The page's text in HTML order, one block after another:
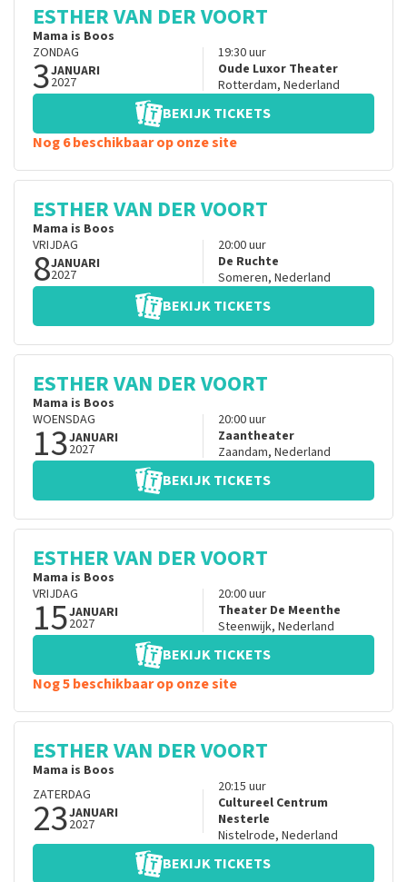
ESTHER VAN DER VOORT
Mama is Boos
ZONDAG
3JANUARI
2027
19:30uur
Oude Luxor Theater
Rotterdam, Nederland
BEKIJK TICKETS
Nog 6 beschikbaar op onze site
ESTHER VAN DER VOORT
Mama is Boos
VRIJDAG
8JANUARI
2027
20:00uur
De Ruchte
Someren, Nederland
BEKIJK TICKETS
ESTHER VAN DER VOORT
Mama is Boos
WOENSDAG
13JANUARI
2027
20:00uur
Zaantheater
Zaandam, Nederland
BEKIJK TICKETS
ESTHER VAN DER VOORT
Mama is Boos
VRIJDAG
15JANUARI
2027
20:00uur
Theater De Meenthe
Steenwijk, Nederland
BEKIJK TICKETS
Nog 5 beschikbaar op onze site
ESTHER VAN DER VOORT
Mama is Boos
ZATERDAG
23JANUARI
2027
20:15 uur
Cultureel Centrum
Nesterle
Nistelrode, Nederland
BEKIJK TICKETS